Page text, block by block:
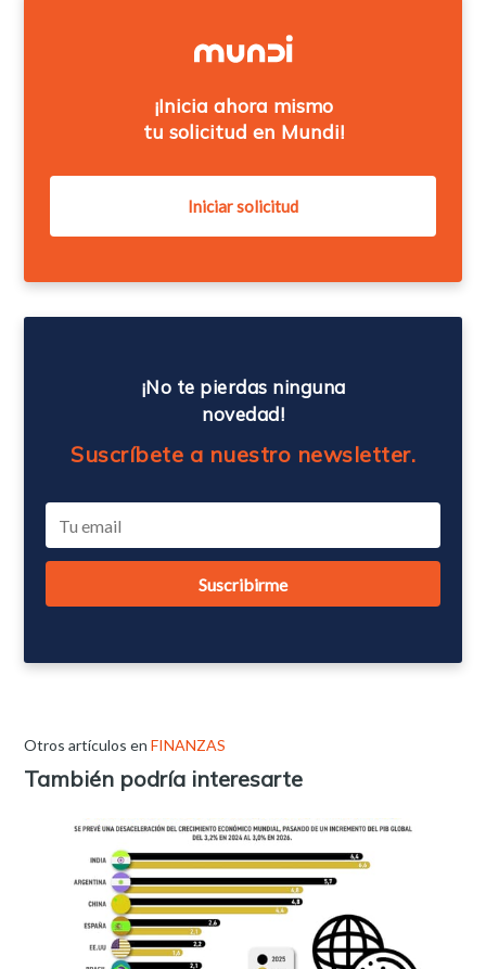
¡Inicia ahora mismo
tu solicitud en Mundi!
¡No te pierdas ninguna
novedad!
Suscríbete a nuestro newsletter.
Otros artículos enFINANZAS
También podría interesarte